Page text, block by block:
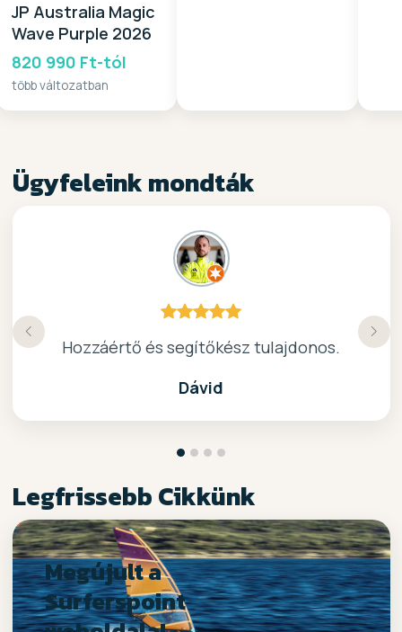
JP Australia Magic
Wave Purple 2026
820 990 Ft-tól
több változatban
Ügyfeleink mondták
Hozzáértő és segítőkész tulajdonos.
Dávid
kiváló surf-ös bolt .. ajánlom!
Nagyon kedves elado, jo kis bolt :)
Köszönöm a gyors, barátságos kiszolgálast.
Legfrissebb Cikkünk
Megújult a
Surferspoint